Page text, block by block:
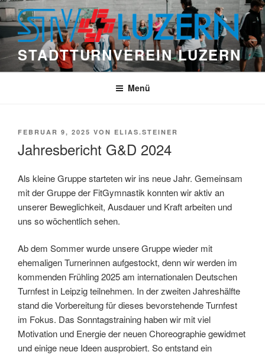
Zum
Inhalt
springen
STADTTURNVEREIN LUZERN
Menü
VERÖFFENTLICHT
FEBRUAR 9, 2025 VON ELIAS.STEINER
Jahresbericht G&D 2024
Als kleine Gruppe starteten wir ins neue Jahr. Gemeinsam
mit der Gruppe der FitGymnastik konnten wir aktiv an
unserer Beweglichkeit, Ausdauer und Kraft arbeiten und
uns so wöchentlich sehen.
Ab dem Sommer wurde unsere Gruppe wieder mit
ehemaligen Turnerinnen aufgestockt, denn wir werden im
kommenden Frühling 2025 am internationalen Deutschen
Turnfest in Leipzig teilnehmen. In der zweiten Jahreshälfte
stand die Vorbereitung für dieses bevorstehende Turnfest
im Fokus. Das Sonntagstraining haben wir mit viel
Motivation und Energie der neuen Choreographie gewidmet
und einige neue Ideen ausprobiert. So entstand ein